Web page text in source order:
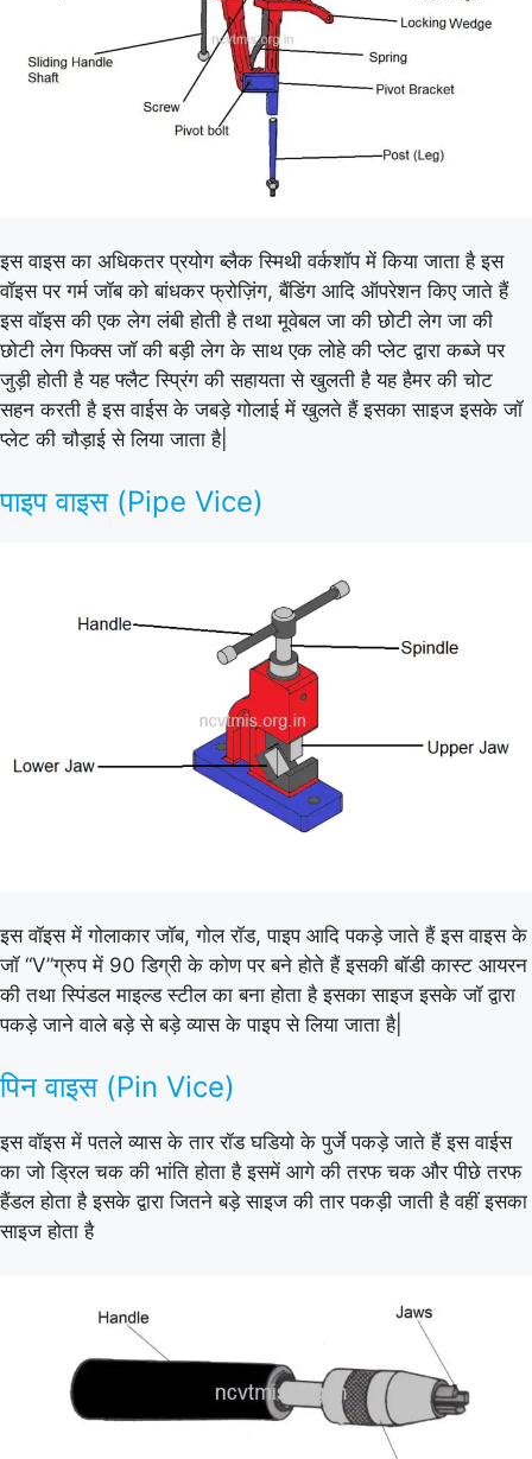
इस वाइस का अधिकतर प्रयोग ब्लैक स्मिथी वर्कशॉप में किया जाता है इस
वॉइस पर गर्म जॉब को बांधकर फ्रोज़िंग, बैंडिंग आदि ऑपरेशन किए जाते हैं
इस वॉइस की एक लेग लंबी होती है तथा मूवेबल जा की छोटी लेग जा की
छोटी लेग फिक्स जॉ की बड़ी लेग के साथ एक लोहे की प्लेट द्वारा कब्जे पर
जुड़ी होती है यह फ्लैट स्प्रिंग की सहायता से खुलती है यह हैमर की चोट
सहन करती है इस वाईस के जबड़े गोलाई में खुलते हैं इसका साइज इसके जॉ
प्लेट की चौड़ाई से लिया जाता है|
पाइप वाइस (Pipe Vice)
इस वॉइस में गोलाकार जॉब, गोल रॉड, पाइप आदि पकड़े जाते हैं इस वाइस के
जॉ “V”ग्रुप में 90 डिग्री के कोण पर बने होते हैं इसकी बॉडी कास्ट आयरन
की तथा स्पिंडल माइल्ड स्टील का बना होता है इसका साइज इसके जॉ द्वारा
पकड़े जाने वाले बड़े से बड़े व्यास के पाइप से लिया जाता है|
पिन वाइस (Pin Vice)
इस वॉइस में पतले व्यास के तार रॉड घडियो के पुर्जे पकड़े जाते हैं इस वाईस
का जो ड्रिल चक की भांति होता है इसमें आगे की तरफ चक और पीछे तरफ
हैंडल होता है इसके द्वारा जितने बड़े साइज की तार पकड़ी जाती है वहीं इसका
साइज होता है